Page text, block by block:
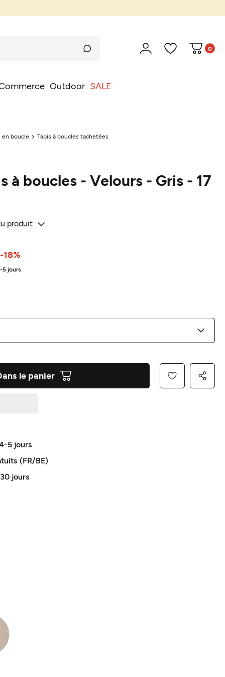
Outdoor SALE
0
en boucle Tapis à boucles tachetées
à boucles - Velours - Gris - 17
produit
-18%
5 jours
le panier
5 jours
(FR/BE)
jours